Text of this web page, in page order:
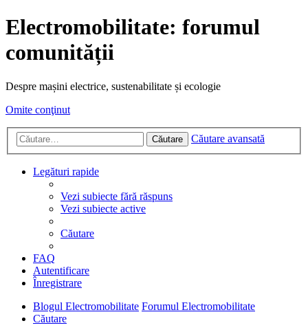
Electromobilitate: forumul
comunității
Despre mașini electrice, sustenabilitate și ecologie
Omite conţinut
Căutare Căutare avansată
Legături rapide
Vezi subiecte fără răspuns
Vezi subiecte active
Căutare
FAQ
Autentificare
Înregistrare
Blogul Electromobilitate Forumul Electromobilitate
Căutare